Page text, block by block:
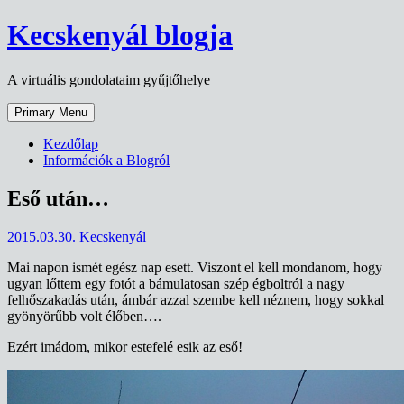
Skip
to
Kecskenyál blogja
A virtuális gondolataim gyűjtőhelye
Primary Menu
Kezdőlap
Információk a Blogról
Eső után…
2015.03.30. Kecskenyál
Mai napon ismét egész nap esett. Viszont el kell mondanom, hogy
ugyan lőttem egy fotót a bámulatosan szép égboltról a nagy
felhőszakadás után, ámbár azzal szembe kell néznem, hogy sokkal
gyönyörűbb volt élőben….
Ezért imádom, mikor estefelé esik az eső!